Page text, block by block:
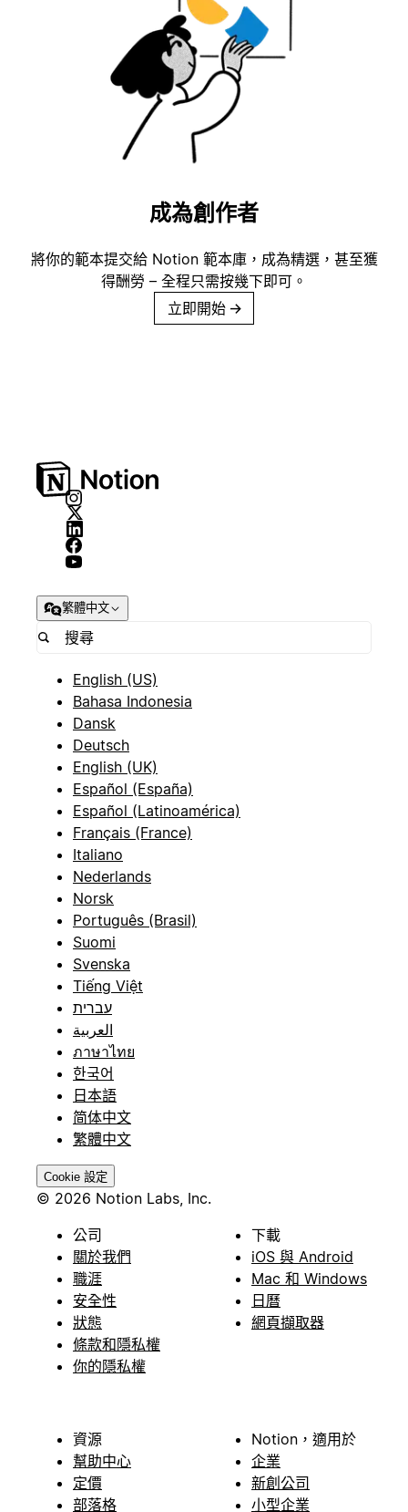
成為創作者
將你的範本提交給 Notion 範本庫，成為精選，甚至獲
得酬勞 – 全程只需按幾下即可。
立即開始 →
繁體中文
English (US)
Bahasa Indonesia
Dansk
Deutsch
English (UK)
Español (España)
Español (Latinoamérica)
Français (France)
Italiano
Nederlands
Norsk
Português (Brasil)
Suomi
Svenska
Tiếng Việt
עברית
العربية
ภาษาไทย
한국어
日本語
简体中文
繁體中文
Cookie 設定
© 2026 Notion Labs, Inc.
公司
關於我們
職涯
安全性
狀態
條款和隱私權
你的隱私權
下載
iOS 與 Android
Mac 和 Windows
日曆
網頁擷取器
資源
幫助中心
定價
部落格
Notion，適用於
企業
新創公司
小型企業